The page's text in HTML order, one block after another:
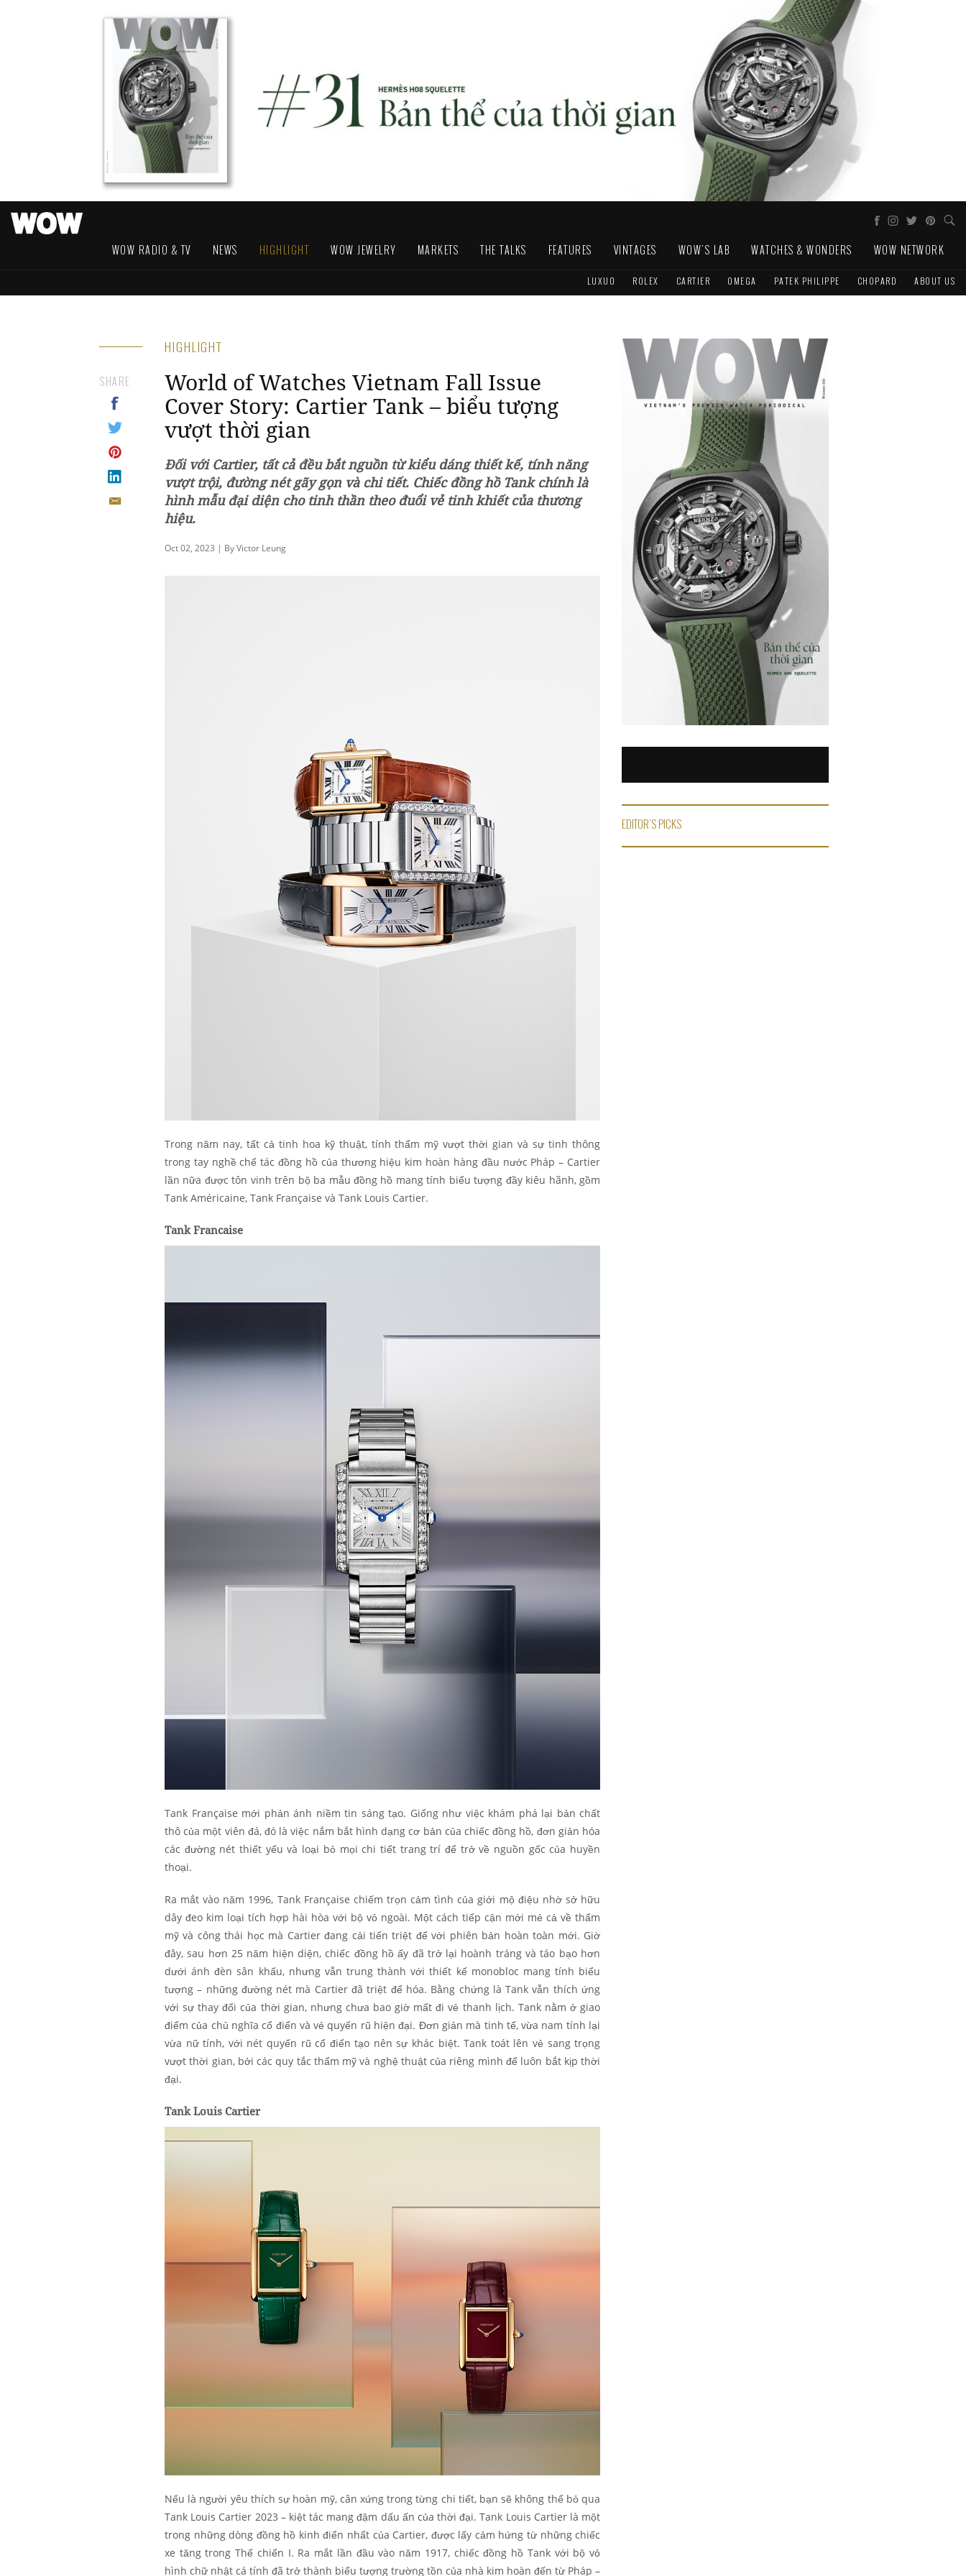
WOW RADIO & TV NEWS HIGHLIGHT WOW JEWELRY MARKETS THE TALKS FEATURES VINTAGES WOW'S LAB WATCHES & WONDERS WOW NETWORK
LUXUO ROLEX CARTIER OMEGA PATEK PHILIPPE CHOPARD ABOUT US
HIGHLIGHT
World of Watches Vietnam Fall Issue
Cover Story: Cartier Tank – biểu tượng
vượt thời gian
Đối với Cartier, tất cả đều bắt nguồn từ kiểu dáng thiết kế, tính năng
vượt trội, đường nét gãy gọn và chi tiết. Chiếc đồng hồ Tank chính là
hình mẫu đại diện cho tinh thần theo đuổi vẻ tinh khiết của thương
hiệu.
Oct 02, 2023 | By Victor Leung
SHARE
Trong năm nay, tất cả tinh hoa kỹ thuật, tính thẩm mỹ vượt thời gian và sự tinh thông
trong tay nghề chế tác đồng hồ của thương hiệu kim hoàn hàng đầu nước Pháp – Cartier
lần nữa được tôn vinh trên bộ ba mẫu đồng hồ mang tính biểu tượng đầy kiêu hãnh, gồm
Tank Américaine, Tank Française và Tank Louis Cartier.
Tank Francaise
Tank Française mới phản ánh niềm tin sáng tạo. Giống như việc khám phá lại bản chất
thô của một viên đá, đó là việc nắm bắt hình dạng cơ bản của chiếc đồng hồ, đơn giản hóa
các đường nét thiết yếu và loại bỏ mọi chi tiết trang trí để trở về nguồn gốc của huyền
thoại.
Ra mắt vào năm 1996, Tank Française chiếm trọn cảm tình của giới mộ điệu nhờ sở hữu
dây đeo kim loại tích hợp hài hòa với bộ vỏ ngoài. Một cách tiếp cận mới mẻ cả về thẩm
mỹ và công thái học mà Cartier đang cải tiến triệt để với phiên bản hoàn toàn mới. Giờ
đây, sau hơn 25 năm hiện diện, chiếc đồng hồ ấy đã trở lại hoành tráng và táo bạo hơn
dưới ánh đèn sân khấu, nhưng vẫn trung thành với thiết kế monobloc mang tính biểu
tượng – những đường nét mà Cartier đã triệt để hóa. Bằng chứng là Tank vẫn thích ứng
với sự thay đổi của thời gian, nhưng chưa bao giờ mất đi vẻ thanh lịch. Tank nằm ở giao
điểm của chủ nghĩa cổ điển và vẻ quyến rũ hiện đại. Đơn giản mà tinh tế, vừa nam tính lại
vừa nữ tính, với nét quyến rũ cổ điển tạo nên sự khác biệt. Tank toát lên vẻ sang trọng
vượt thời gian, bởi các quy tắc thẩm mỹ và nghệ thuật của riêng mình để luôn bắt kịp thời
đại.
Tank Louis Cartier
Nếu là người yêu thích sự hoàn mỹ, cân xứng trong từng chi tiết, bạn sẽ không thể bỏ qua
Tank Louis Cartier 2023 – kiệt tác mang đậm dấu ấn của thời đại. Tank Louis Cartier là một
trong những dòng đồng hồ kinh điển nhất của Cartier, được lấy cảm hứng từ những chiếc
xe tăng trong Thế chiến I. Ra mắt lần đầu vào năm 1917, chiếc đồng hồ Tank với bộ vỏ
hình chữ nhật cá tính đã trở thành biểu tượng trường tồn của nhà kim hoàn đến từ Pháp –
EDITOR'S PICKS